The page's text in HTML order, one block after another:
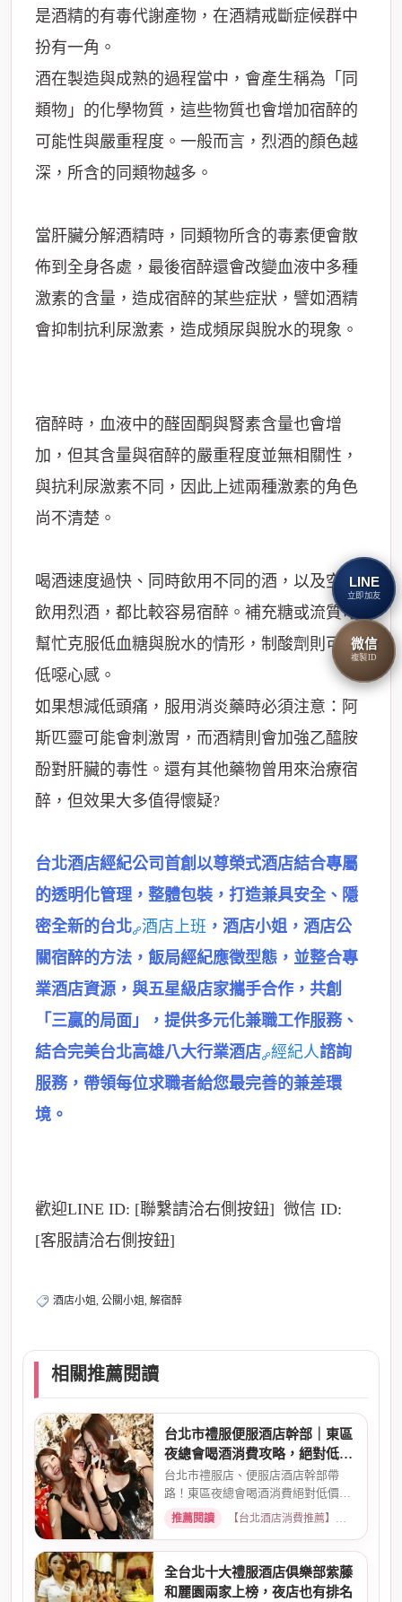
是酒精的有毒代謝產物，在酒精戒斷症候群中
扮有一角。
酒在製造與成熟的過程當中，會產生稱為「同
類物」的化學物質，這些物質也會增加宿醉的
可能性與嚴重程度。一般而言，烈酒的顏色越
深，所含的同類物越多。
當肝臟分解酒精時，同類物所含的毒素便會散
佈到全身各處，最後宿醉還會改變血液中多種
激素的含量，造成宿醉的某些症狀，譬如酒精
會抑制抗利尿激素，造成頻尿與脫水的現象。
宿醉時，血液中的醛固酮與腎素含量也會增
加，但其含量與宿醉的嚴重程度並無相關性，
與抗利尿激素不同，因此上述兩種激素的角色
尚不清楚。
喝酒速度過快、同時飲用不同的酒，以及空腹
飲用烈酒，都比較容易宿醉。補充糖或流質可
幫忙克服低血糖與脫水的情形，制酸劑則可減
低噁心感。
如果想減低頭痛，服用消炎藥時必須注意：阿
斯匹靈可能會刺激胃，而酒精則會加強乙醯胺
酚對肝臟的毒性。還有其他藥物曾用來治療宿
醉，但效果大多值得懷疑?
台北酒店經紀公司首創以尊榮式酒店結合專屬
的透明化管理，整體包裝，打造兼具安全、隱
密全新的台北 酒店上班 ，酒店小姐，酒店公
關宿醉的方法，飯局經紀應徵型態，並整合專
業酒店資源，與五星級店家攜手合作，共創
「三贏的局面」，提供多元化兼職工作服務、
結合完美台北高雄八大行業酒店 經紀人諮詢
服務，帶領每位求職者給您最完善的兼差環
境。
歡迎LINE ID: [聯繫請洽右側按鈕] 微信 ID:
[客服請洽右側按鈕]
酒店小姐, 公關小姐, 解宿醉
相關推薦閱讀
台北市禮服便服酒店幹部｜東區
夜總會喝酒消費攻略，絕對低價
優惠
台北市禮服店、便服店酒店幹部帶
路！東區夜總會喝酒消費絕對低價優
惠。專業幹部安排，包廂費、小...
推薦閱讀 【台北酒店消費推薦】各大商務酒店、夜總會試算 · 2026-03-15
全台北十大禮服酒店俱樂部紫藤
和麗園兩家上榜，夜店也有排名
LINE
立即加友
微信
複製ID